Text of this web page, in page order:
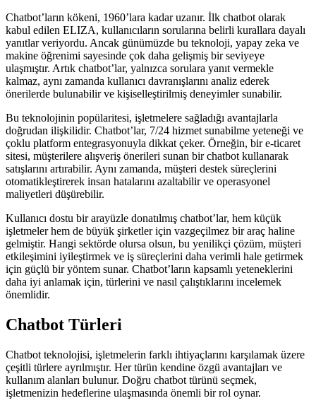
Chatbot’ların kökeni, 1960’lara kadar uzanır. İlk chatbot olarak
kabul edilen ELIZA, kullanıcıların sorularına belirli kurallara dayalı
yanıtlar veriyordu. Ancak günümüzde bu teknoloji, yapay zeka ve
makine öğrenimi sayesinde çok daha gelişmiş bir seviyeye
ulaşmıştır. Artık chatbot’lar, yalnızca sorulara yanıt vermekle
kalmaz, aynı zamanda kullanıcı davranışlarını analiz ederek
önerilerde bulunabilir ve kişiselleştirilmiş deneyimler sunabilir.
Bu teknolojinin popülaritesi, işletmelere sağladığı avantajlarla
doğrudan ilişkilidir. Chatbot’lar, 7/24 hizmet sunabilme yeteneği ve
çoklu platform entegrasyonuyla dikkat çeker. Örneğin, bir e-ticaret
sitesi, müşterilere alışveriş önerileri sunan bir chatbot kullanarak
satışlarını artırabilir. Aynı zamanda, müşteri destek süreçlerini
otomatikleştirerek insan hatalarını azaltabilir ve operasyonel
maliyetleri düşürebilir.
Kullanıcı dostu bir arayüzle donatılmış chatbot’lar, hem küçük
işletmeler hem de büyük şirketler için vazgeçilmez bir araç haline
gelmiştir. Hangi sektörde olursa olsun, bu yenilikçi çözüm, müşteri
etkileşimini iyileştirmek ve iş süreçlerini daha verimli hale getirmek
için güçlü bir yöntem sunar. Chatbot’ların kapsamlı yeteneklerini
daha iyi anlamak için, türlerini ve nasıl çalıştıklarını incelemek
önemlidir.
Chatbot Türleri
Chatbot teknolojisi, işletmelerin farklı ihtiyaçlarını karşılamak üzere
çeşitli türlere ayrılmıştır. Her türün kendine özgü avantajları ve
kullanım alanları bulunur. Doğru chatbot türünü seçmek,
işletmenizin hedeflerine ulaşmasında önemli bir rol oynar.